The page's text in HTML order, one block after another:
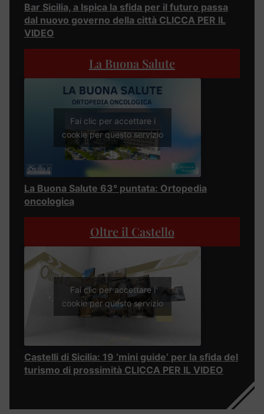
Bar Sicilia, a Ispica la sfida per il futuro passa
dal nuovo governo della città CLICCA PER IL
VIDEO
La Buona Salute
Fai clic per accettare i
cookie per questo servizio
La Buona Salute 63° puntata: Ortopedia
oncologica
Oltre il Castello
Fai clic per accettare i
cookie per questo servizio
Castelli di Sicilia: 19 ‘mini guide’ per la sfida del
turismo di prossimità CLICCA PER IL VIDEO